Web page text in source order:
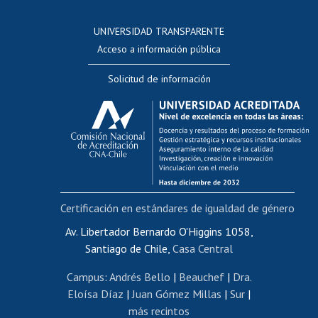
Evaluación docente
Calificación académica
Postulación al AUCAI
Funcionarias/os
Cursos internos de capacitación
Bienestar del personal
Portal de movilidad interna
Certificado de renta
Certificado de renta honorarios
Editar páginas blancas
UNIVERSIDAD TRANSPARENTE
Acceso a información pública
Solicitud de información
Av. Libertador Bernardo O'Higgins 1058,
Santiago de Chile, Casa Central
Campus: Andrés Bello | Beauchef| Dra.
Eloísa Díaz | Juan Gómez Millas | Sur |
más recintos
Certificación en estándares de igualdad de género